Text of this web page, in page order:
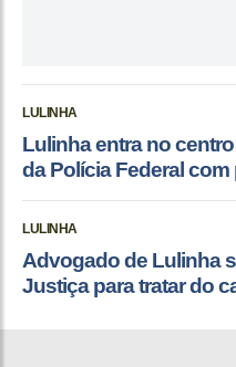
LULINHA
Lulinha entra no
da Polícia Federal
LULINHA
Advogado de Lulinha
Justiça para tratar do